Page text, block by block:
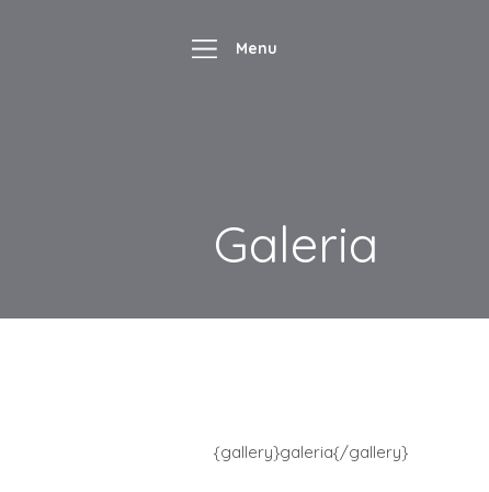
Galeria
{gallery}galeria{/gallery}